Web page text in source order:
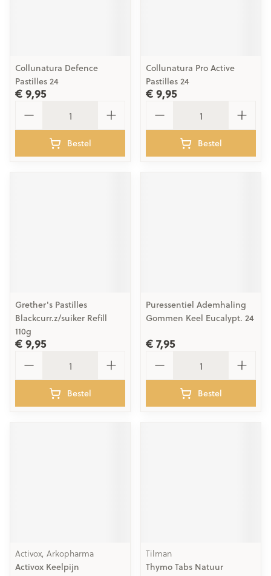
Collunatura Defence
Pastilles 24
€ 9,95
Bestel
Collunatura Pro Active
Pastilles 24
€ 9,95
Bestel
Grether's Pastilles
Blackcurr.z/suiker Refill
110g
€ 9,95
Bestel
Puressentiel Ademhaling
Gommen Keel Eucalypt. 24
€ 7,95
Bestel
Activox, Arkopharma
Activox Keelpijn
Tilman
Thymo Tabs Natuur